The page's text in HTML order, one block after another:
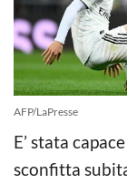
AFP/LaPresse
E’ stata
sconfitta